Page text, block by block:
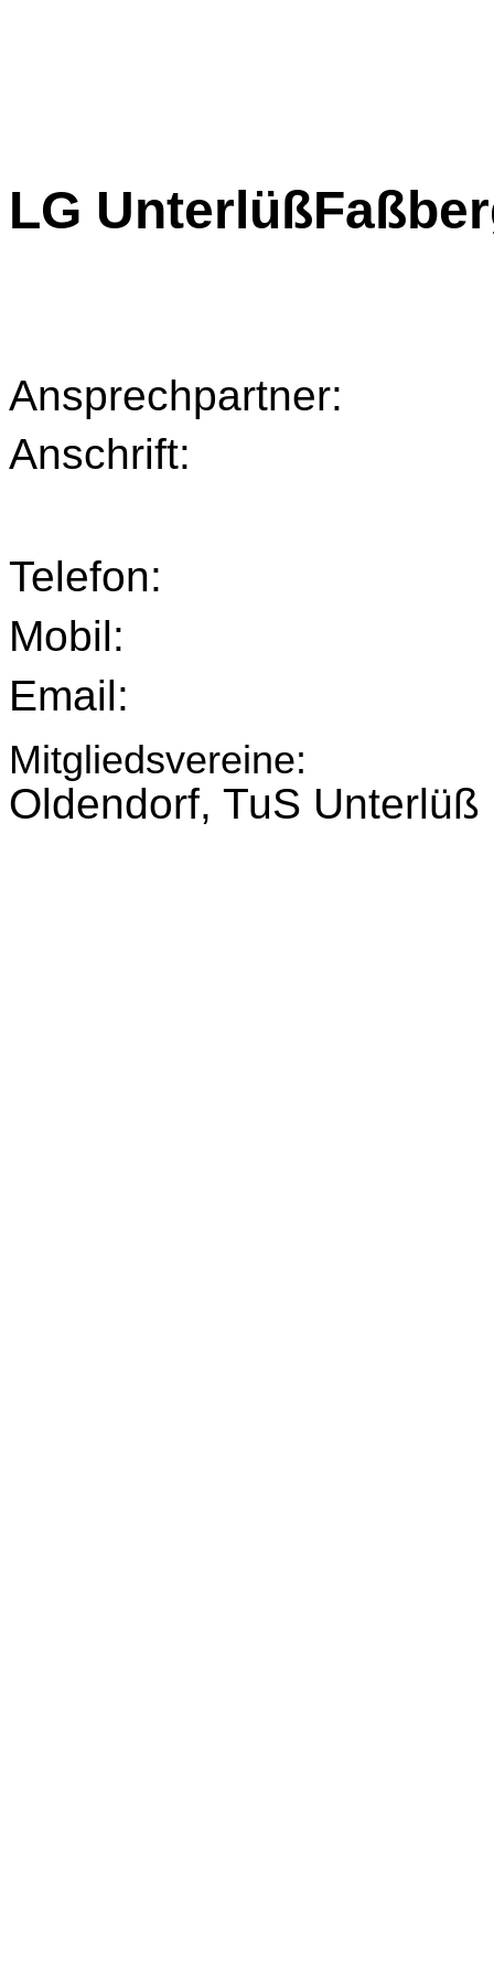
LG
Ansprechpartner:
Mitgliedsvereine:
Oldendorf, TuS Unterlüß